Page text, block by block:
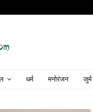
धर्म मनोरंजन जुर्म